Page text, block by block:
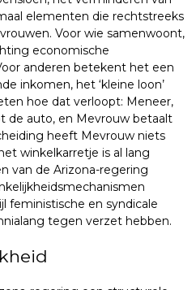
elementen die rechtstreeks
Voor wie samenwoont,
economische
anderen betekent het een
inkomen, het ‘kleine loon’
hoe dat verloopt: Meneer,
de auto, en Mevrouw betaalt
heeft Mevrouw niets
winkelkarretje is al lang
van de Arizona-regering
feministische en syndicale
tegen verzet hebben.